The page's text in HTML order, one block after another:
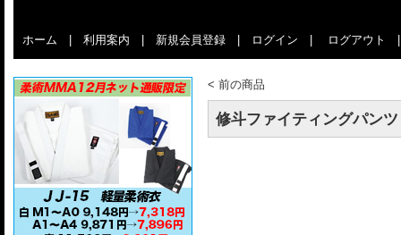
ホーム 利用案内 新規会員登録 ログイン ログアウト
< 前の商品
修斗ファイティングパンツ